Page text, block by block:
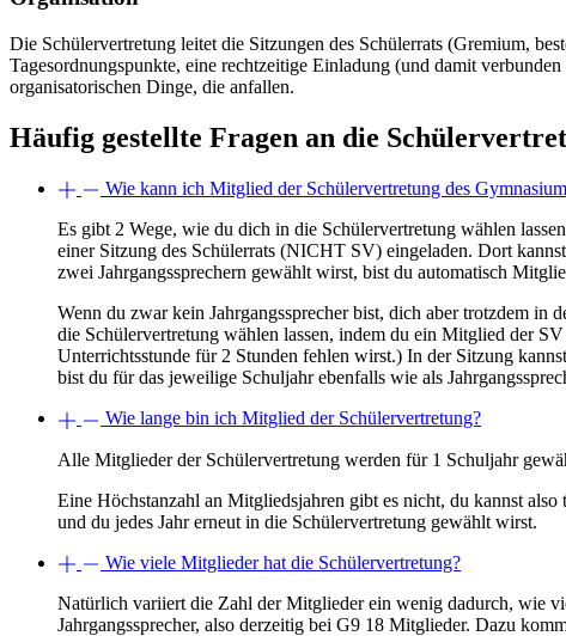
Die Schülervertretung leitet die Sitzungen des Schülerrats (Gremium,
Tagesordnungspunkte, eine rechtzeitige Einladung (und damit
organisatorischen Dinge, die anfallen.
Häufig gestellte Fragen an die
Wie kann ich Mitglied der Schülervertretung des
Es gibt 2 Wege, wie du dich in die Schülervertretung wählen
einer Sitzung des Schülerrats (NICHT SV) eingeladen. Dort
zwei Jahrgangssprechern gewählt wirst, bist du automatisch
Wenn du zwar kein Jahrgangssprecher bist, dich aber trotzdem
die Schülervertretung wählen lassen, indem du ein Mitglied der
Unterrichtsstunde für 2 Stunden fehlen wirst.) In der Sitzung
bist du für das jeweilige Schuljahr ebenfalls wie als
Wie lange bin ich Mitglied der Schülervertretung?
Alle Mitglieder der Schülervertretung werden für 1 Schuljahr
Eine Höchstanzahl an Mitgliedsjahren gibt es nicht, du kannst
und du jedes Jahr erneut in die Schülervertretung gewählt wirst.
Wie viele Mitglieder hat die Schülervertretung?
Natürlich variiert die Zahl der Mitglieder ein wenig dadurch, wie
Jahrgangssprecher, also derzeitig bei G9 18 Mitglieder. Dazu